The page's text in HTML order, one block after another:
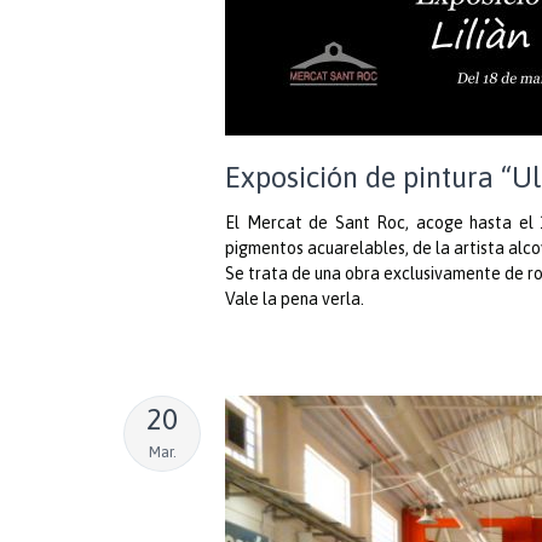
Exposición de pintura
El Mercat de Sant Roc, acoge hasta
pigmentos acuarelables, de la artista
Se trata de una obra exclusivamente de
Vale la pena verla.
20
Mar.